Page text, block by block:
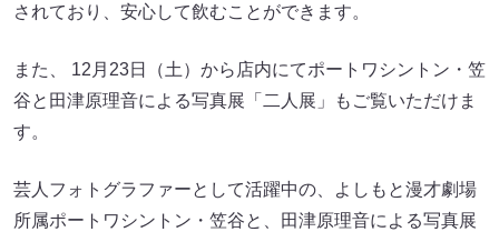
されており、安心して飲むことができます。
また、 12月23日（土）から店内にてポートワシントン・笠
谷と田津原理音による写真展「二人展」もご覧いただけま
す。
芸人フォトグラファーとして活躍中の、よしもと漫才劇場
所属ポートワシントン・笠谷と、田津原理音による写真展